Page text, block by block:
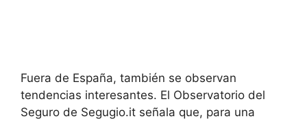
Fuera de España, también se observan
tendencias interesantes. El Observatorio del
Seguro de Segugio.it señala que, para una